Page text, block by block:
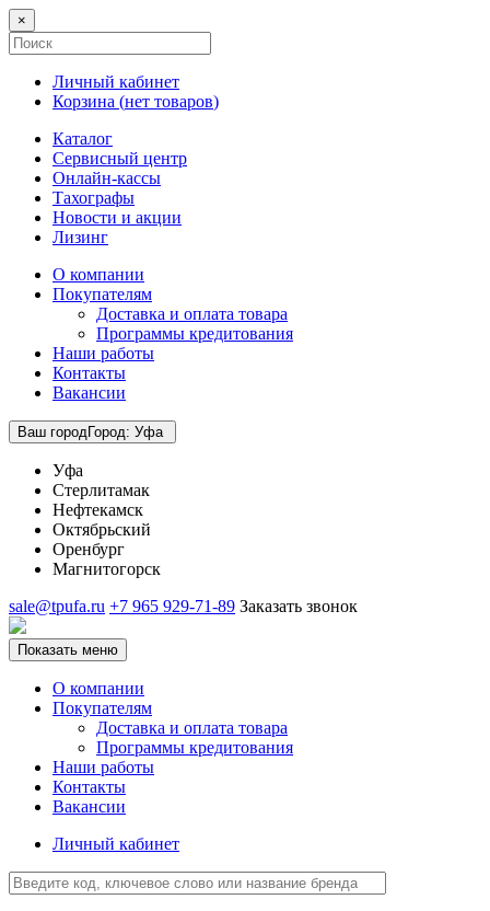
×
Личный кабинет
Корзина (нет товаров)
Каталог
Сервисный центр
Онлайн-кассы
Тахографы
Новости и акции
Лизинг
О компании
Покупателям
Доставка и оплата товара
Программы кредитования
Наши работы
Контакты
Вакансии
Ваш городГород: Уфа
Уфа
Стерлитамак
Нефтекамск
Октябрьский
Оренбург
Магнитогорск
sale@tpufa.ru +7 965 929-71-89 Заказать звонок
Показать меню
О компании
Покупателям
Доставка и оплата товара
Программы кредитования
Наши работы
Контакты
Вакансии
Личный кабинет